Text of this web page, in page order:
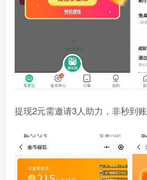
提现2元需邀请3人助力，非秒到账